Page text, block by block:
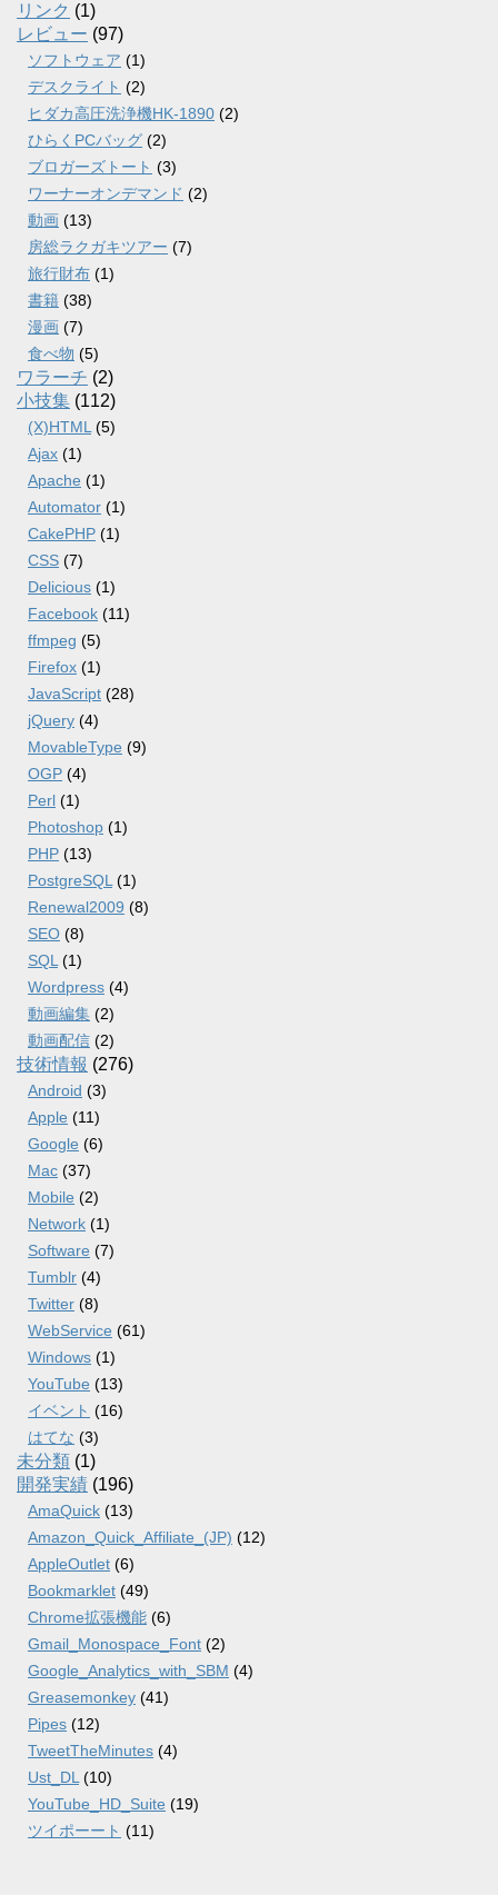
リンク (1)
レビュー (97)
ソフトウェア (1)
デスクライト (2)
ヒダカ高圧洗浄機HK-1890 (2)
ひらくPCバッグ (2)
ブロガーズトート (3)
ワーナーオンデマンド (2)
動画 (13)
房総ラクガキツアー (7)
旅行財布 (1)
書籍 (38)
漫画 (7)
食べ物 (5)
ワラーチ (2)
小技集 (112)
(X)HTML (5)
Ajax (1)
Apache (1)
Automator (1)
CakePHP (1)
CSS (7)
Delicious (1)
Facebook (11)
ffmpeg (5)
Firefox (1)
JavaScript (28)
jQuery (4)
MovableType (9)
OGP (4)
Perl (1)
Photoshop (1)
PHP (13)
PostgreSQL (1)
Renewal2009 (8)
SEO (8)
SQL (1)
Wordpress (4)
動画編集 (2)
動画配信 (2)
技術情報 (276)
Android (3)
Apple (11)
Google (6)
Mac (37)
Mobile (2)
Network (1)
Software (7)
Tumblr (4)
Twitter (8)
WebService (61)
Windows (1)
YouTube (13)
イベント (16)
はてな (3)
未分類 (1)
開発実績 (196)
AmaQuick (13)
Amazon_Quick_Affiliate_(JP) (12)
AppleOutlet (6)
Bookmarklet (49)
Chrome拡張機能 (6)
Gmail_Monospace_Font (2)
Google_Analytics_with_SBM (4)
Greasemonkey (41)
Pipes (12)
TweetTheMinutes (4)
Ust_DL (10)
YouTube_HD_Suite (19)
ツイポーート (11)